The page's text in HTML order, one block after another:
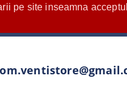
pe site inseamna acceptul